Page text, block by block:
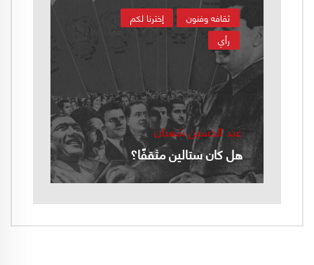
إخترنا لكم
ثقافه وفنون
رأي
عبد الحسين شعبان
هل كان ستالين مثقفًا؟